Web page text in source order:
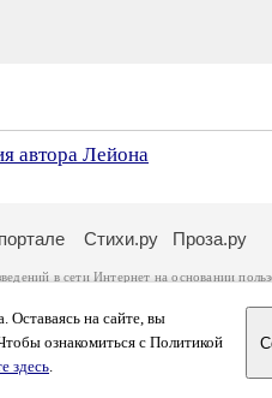
автора Лейона
на сайте, вы
ознакомиться с Политикой
здесь.
Стихи.ру Проза.ру
в сети Интернет на основании
только с согласия его автора, к которому
законодательства Российской
более подробнуюинформацию о портале
более двух миллионов страниц
и количество посетителей.